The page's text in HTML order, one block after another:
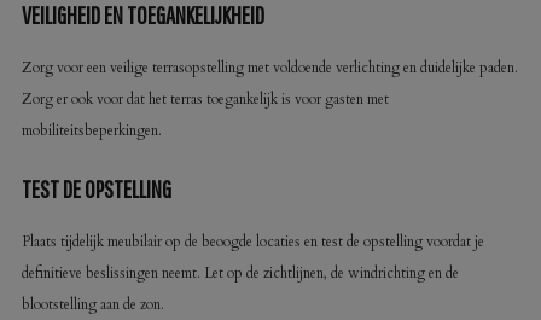
VEILIGHEID EN TOEGANKELIJKHEID
Zorg voor een veilige terrasopstelling met voldoende verlichting en duidelijke paden.
Zorg er ook voor dat het terras toegankelijk is voor gasten met
mobiliteitsbeperkingen.
TEST DE OPSTELLING
Plaats tijdelijk meubilair op de beoogde locaties en test de opstelling voordat je
definitieve beslissingen neemt. Let op de zichtlijnen, de windrichting en de
blootstelling aan de zon.